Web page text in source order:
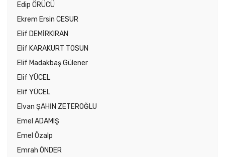
Edip ÖRÜCÜ
Ekrem Ersin CESUR
Elif DEMİRKIRAN
Elif KARAKURT TOSUN
Elif Madakbaş Gülener
Elif YÜCEL
Elif YÜCEL
Elvan ŞAHİN ZETEROĞLU
Emel ADAMIŞ
Emel Özalp
Emrah ÖNDER